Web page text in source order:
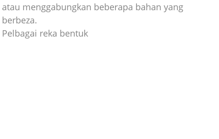
atau menggabungkan beberapa bahan yang
berbeza.
Pelbagai reka bentuk